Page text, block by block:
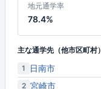
地元通学率
78.4%
主な通学先（他市区町村）
1
日南市
2 宮崎市